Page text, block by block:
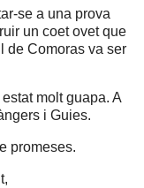
se a una prova
un coet ovet que
de Comoras va ser
molt guapa. A
i Guies.
promeses.